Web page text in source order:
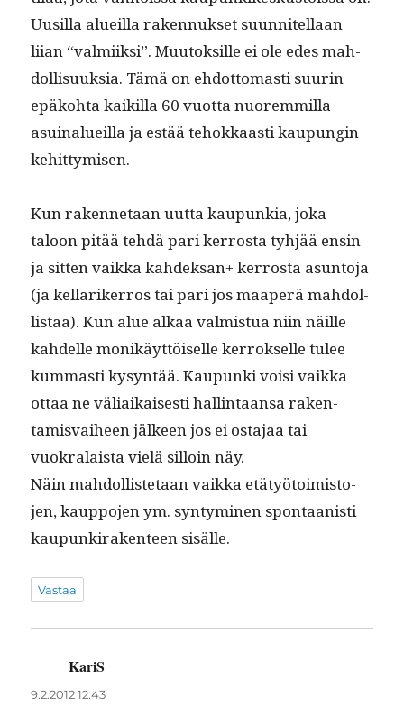
Uusil­la alueil­la raken­nuk­set suun­nitel­laan
liian “valmi­ik­si”. Muu­tok­sille ei ole edes mah­
dol­lisuuk­sia. Tämä on ehdot­tomasti suurin
epäko­h­ta kaikil­la 60 vuot­ta nuorem­mil­la
asuinalueil­la ja estää tehokkaasti kaupun­gin
kehittymisen.
Kun raken­netaan uut­ta kaupunkia, joka
taloon pitää tehdä pari ker­rosta tyhjää ensin
ja sit­ten vaik­ka kahdek­san+ ker­rosta asun­to­ja
(ja kel­larik­er­ros tai pari jos maaperä mah­dol­
lis­taa). Kun alue alkaa valmis­tua niin näille
kahdelle monikäyt­töiselle ker­rokselle tulee
kum­masti kysyn­tää. Kaupun­ki voisi vaik­ka
ottaa ne väli­aikaises­ti hallintaansa rak­en­
tamis­vai­heen jäl­keen jos ei osta­jaa tai
vuokralaista vielä sil­loin näy.
Näin mah­dol­lis­te­taan vaik­ka etä­työ­toimis­to­
jen, kaup­po­jen ym. syn­tymi­nen spon­taanisti
kaupunki­rak­en­teen sisälle.
Vastaa
KariS
9.2.2012 12:43